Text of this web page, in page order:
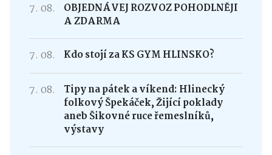
7. 08.
OBJEDNÁVEJ ROZVOZ POHODLNĚJI
A ZDARMA
7. 08. Kdo stojí za KS GYM HLINSKO?
7. 08.
Tipy na pátek a víkend: Hlinecký
folkový Špekáček, Žijící poklady
aneb Šikovné ruce řemeslníků,
výstavy